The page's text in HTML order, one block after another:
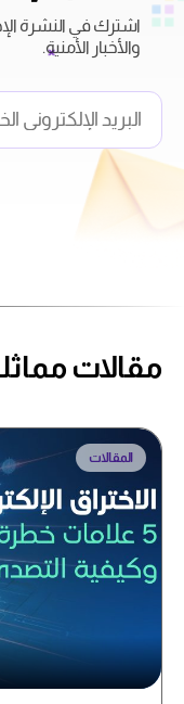
اشترك في النشرة
والأخبار الأمنية.
مقالات
المقالات